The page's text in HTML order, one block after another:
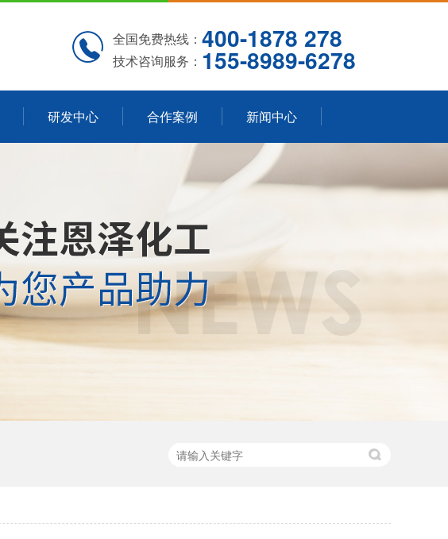
全国免费热线： 400-1878 278
技术咨询服务： 155-8989-6278
研发中心 合作案例 新闻中心